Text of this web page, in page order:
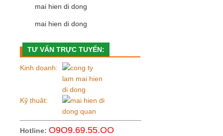
mai hien di dong
mai hien di dong
TƯ VẤN TRỰC TUYẾN:
Kinh doanh:
Kỹ thuât:
Hotline: O9O9.69.55.OO